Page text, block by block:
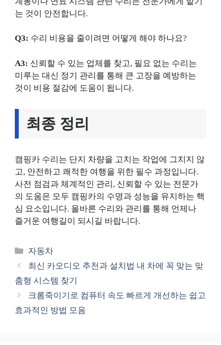
는 것이 안전합니다.
Q3: 수리 비용을 줄이려면 어떻게 해야 하나요?
A3: 신뢰할 수 있는 업체를 찾고, 필요 없는 수리는
미루는 대신 정기 관리를 통해 큰 고장을 예방하는
것이 비용 절감에 도움이 됩니다.
최종 정리
캠핑카 수리는 단지 차량을 고치는 작업에 그치지 않
고, 안전하고 쾌적한 여행을 위한 필수 과정입니다.
사전 점검과 체계적인 관리, 신뢰할 수 있는 전문가
의 도움은 모두 캠핑카의 수명과 성능을 유지하는 핵
심 요소입니다. 올바른 수리와 관리를 통해 언제나
즐거운 여행길이 되시길 바랍니다.
카
테
리
자동차
최신 카오디오 추천과 설치법 내 차에 꼭 맞는 맞
춤형 시스템 찾기
크롬죽이기로 컴퓨터 속도 빠르게 개선하는 쉽고
효과적인 방법 모음